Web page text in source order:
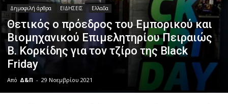
Δημοφιλή άρθρα ΕΙΔΗΣΕΙΣ Ελλαδα
Θετικός ο πρόεδρος του Εμπορικού και
Βιομηχανικού Επιμελητηρίου Πειραιώς
Β. Κορκίδης για τον τζίρο της Black
Friday
Από Δ&Π - 29 Νοεμβρίου 2021